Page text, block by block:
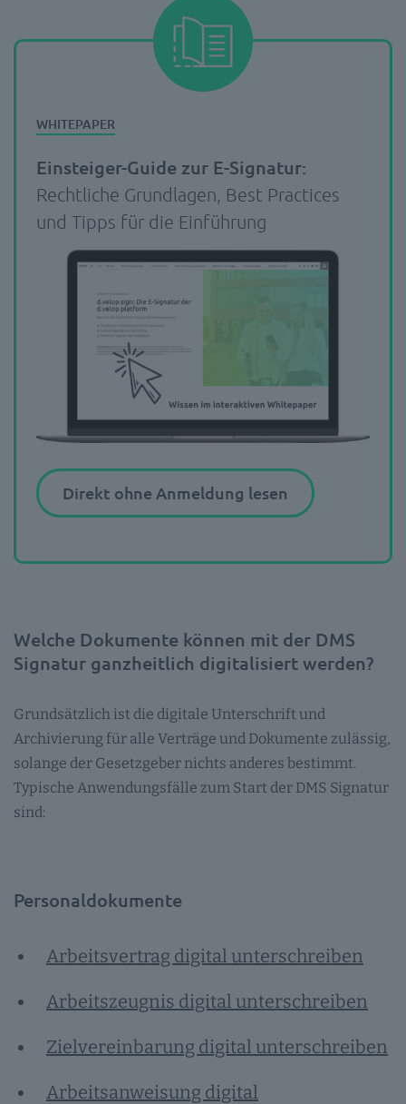
Einsteiger-Guide zur E-Signatur:
Rechtliche Grundlagen, Best Practices
und Tipps für die Einführung
Direkt ohne Anmeldung lesen
Welche Dokumente können mit der DMS
Signatur ganzheitlich digitalisiert werden?
Grundsätzlich ist die digitale Unterschrift und
Archivierung für alle Verträge und Dokumente zulässig,
solange der Gesetzgeber nichts anderes bestimmt.
Typische Anwendungsfälle zum Start der DMS Signatur
sind:
Personaldokumente
Arbeitsvertrag digital unterschreiben
Arbeitszeugnis digital unterschreiben
Zielvereinbarung digital unterschreiben
Arbeitsanweisung digital